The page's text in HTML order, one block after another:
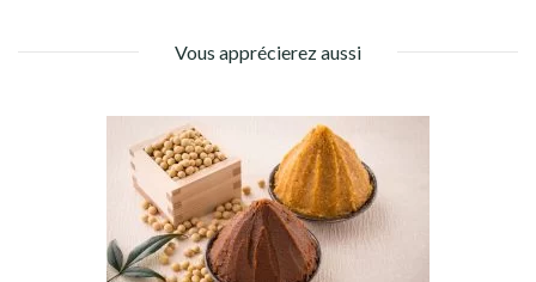
Vous apprécierez aussi